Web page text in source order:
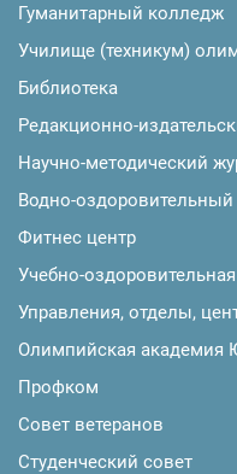
Гуманитарный колледж
Училище (техникум)
Библиотека
Редакционно-
Научно-методический
Водно-оздоровительный
Фитнес центр
Учебно-
Управления, отделы,
Олимпийская академия
Профком
Совет ветеранов
Студенческий совет